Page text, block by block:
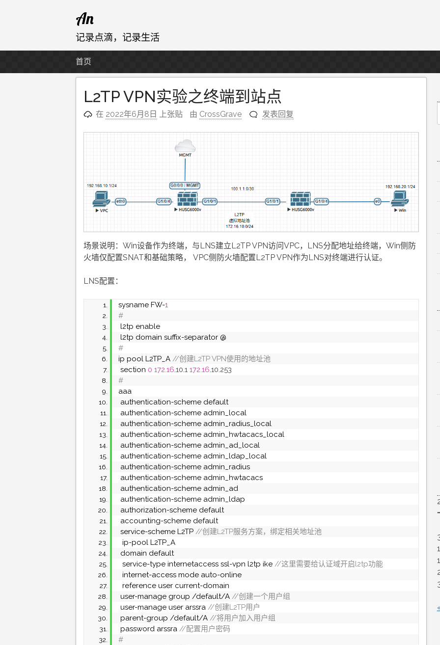
跳
至
内
An
记录点滴，记录生活
首页
L2TP VPN实验之终端到站点
在 2022年6月8日 上张贴 由 CrossGrave 发表回复
场景说明：Win设备作为终端，与LNS建立L2TP VPN访问VPC，LNS分配地址给终端，Win侧防
火墙仅配置SNAT和基础策略， VPC侧防火墙配置L2TP VPN作为LNS对终端进行认证。
LNS配置：
sysname FW-1
#
l2tp enable
l2tp domain suffix-separator @
#
ip pool L2TP_A //创建L2TP VPN使用的地址池
section 0 172.16.10.1 172.16.10.253
#
aaa
authentication-scheme default
authentication-scheme admin_local
authentication-scheme admin_radius_local
authentication-scheme admin_hwtacacs_local
authentication-scheme admin_ad_local
authentication-scheme admin_ldap_local
authentication-scheme admin_radius
authentication-scheme admin_hwtacacs
authentication-scheme admin_ad
authentication-scheme admin_ldap
authorization-scheme default
accounting-scheme default
service-scheme L2TP //创建L2TP服务方案，绑定相关地址池
  ip-pool L2TP_A
domain default
  service-type internetaccess ssl-vpn l2tp ike
//这里需要给认证域开启l2tp功能
  internet-access mode auto-online
  reference user current-domain
user-manage group /default/A //创建一个用户组
user-manage user arssra //创建L2TP用户
parent-group /default/A //将用户加入用户组
password arssra //配置用户密码
#